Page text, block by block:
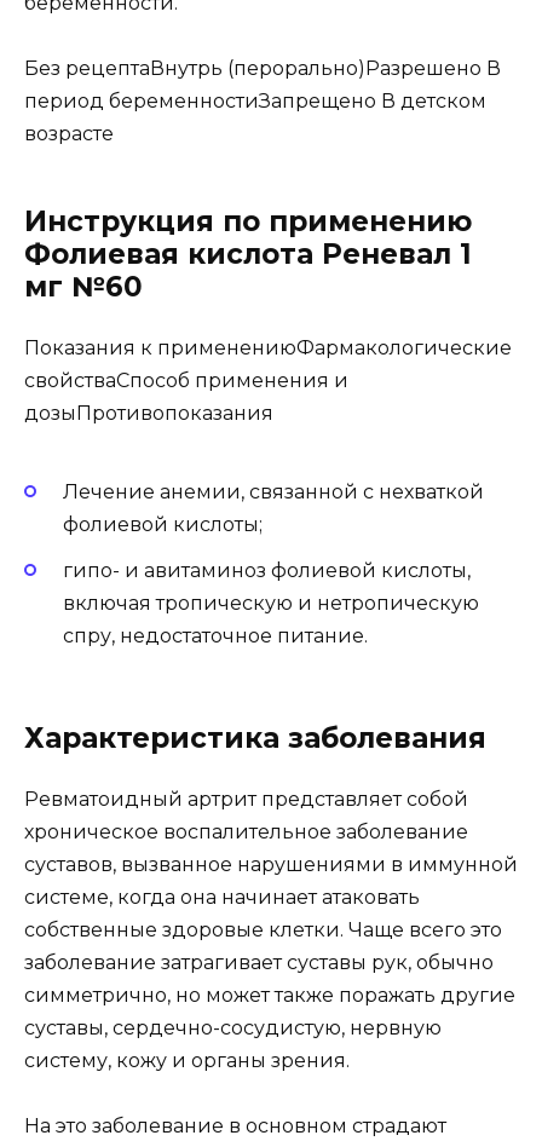
Без рецептаВнутрь (перорально)Разрешено В
период беременностиЗапрещено В детском
возрасте
Инструкция по применению
Фолиевая кислота Реневал 1
мг №60
Показания к применениюФармакологические
свойстваСпособ применения и
дозыПротивопоказания
Лечение анемии, связанной с нехваткой
фолиевой кислоты;
гипо- и авитаминоз фолиевой кислоты,
включая тропическую и нетропическую
спру, недостаточное питание.
Характеристика заболевания
Ревматоидный артрит представляет собой
хроническое воспалительное заболевание
суставов, вызванное нарушениями в иммунной
системе, когда она начинает атаковать
собственные здоровые клетки. Чаще всего это
заболевание затрагивает суставы рук, обычно
симметрично, но может также поражать другие
суставы, сердечно-сосудистую, нервную
систему, кожу и органы зрения.
На это заболевание в основном страдают